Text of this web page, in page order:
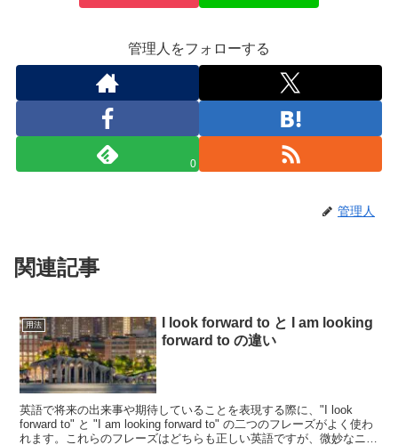
管理人をフォローする
0
管理人
関連記事
用法
I look forward to と I am looking
forward to の違い
英語で将来の出来事や期待していることを表現する際に、"I look
forward to" と "I am looking forward to" の二つのフレーズがよく使わ
れます。これらのフレーズはどちらも正しい英語ですが、微妙なニュ